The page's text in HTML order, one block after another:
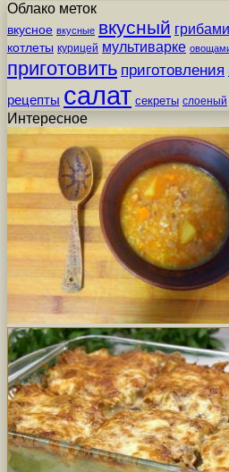
Облако меток
вкусное вкусные вкусный грибами
котлеты курицей мультиварке
приготовить приготовления
рецепты салат секреты слоеный
Интересное